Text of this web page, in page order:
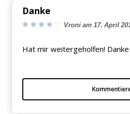
Danke
Vroni am 17. April
Hat mir weitergeholfen!